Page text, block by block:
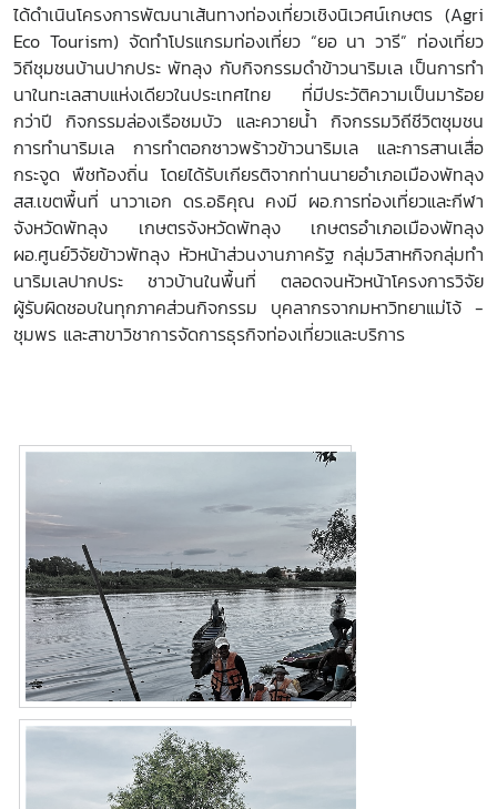
ได้ดำเนินโครงการพัฒนาเส้นทางท่องเที่ยวเชิงนิเวศน์เกษตร (Agri
Eco Tourism) จัดทำโปรแกรมท่องเที่ยว “ยอ นา วารี” ท่องเที่ยว
วิถีชุมชนบ้านปากประ พัทลุง กับกิจกรรมดำข้าวนาริมเล เป็นการทำ
นาในทะเลสาบแห่งเดียวในประเทศไทย ที่มีประวัติความเป็นมาร้อย
กว่าปี กิจกรรมล่องเรือชมบัว และควายน้ำ กิจกรรมวิถีชีวิตชุมชน
การทำนาริมเล การทำตอกซาวพร้าวข้าวนาริมเล และการสานเสื่อ
กระจูด พืชท้องถิ่น โดยได้รับเกียรติจากท่านนายอำเภอเมืองพัทลุง
สส.เขตพื้นที่ นาวาเอก ดร.อธิคุณ คงมี ผอ.การท่องเที่ยวและกีฬา
จังหวัดพัทลุง เกษตรจังหวัดพัทลุง เกษตรอำเภอเมืองพัทลุง
ผอ.ศูนย์วิจัยข้าวพัทลุง หัวหน้าส่วนงานภาครัฐ กลุ่มวิสาหกิจกลุ่มทำ
นาริมเลปากประ ชาวบ้านในพื้นที่ ตลอดจนหัวหน้าโครงการวิจัย
ผู้รับผิดชอบในทุกภาคส่วนกิจกรรม บุคลากรจากมหาวิทยาแม่โจ้ -
ชุมพร และสาขาวิชาการจัดการธุรกิจท่องเที่ยวและบริการ